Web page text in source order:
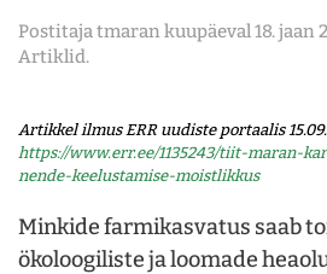
Postitajatmarankuupäeval18. jaan
Artiklid.
Artikkel ilmus ERR uudiste portaalis
https://www.err.ee/1135243/tiit-maran-
nende-keelustamise-moistlikkus
Minkide farmikasvatus saab
ökoloogiliste ja loomade